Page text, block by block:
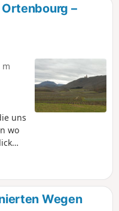
–
m
uns
wo
bis
Wegen